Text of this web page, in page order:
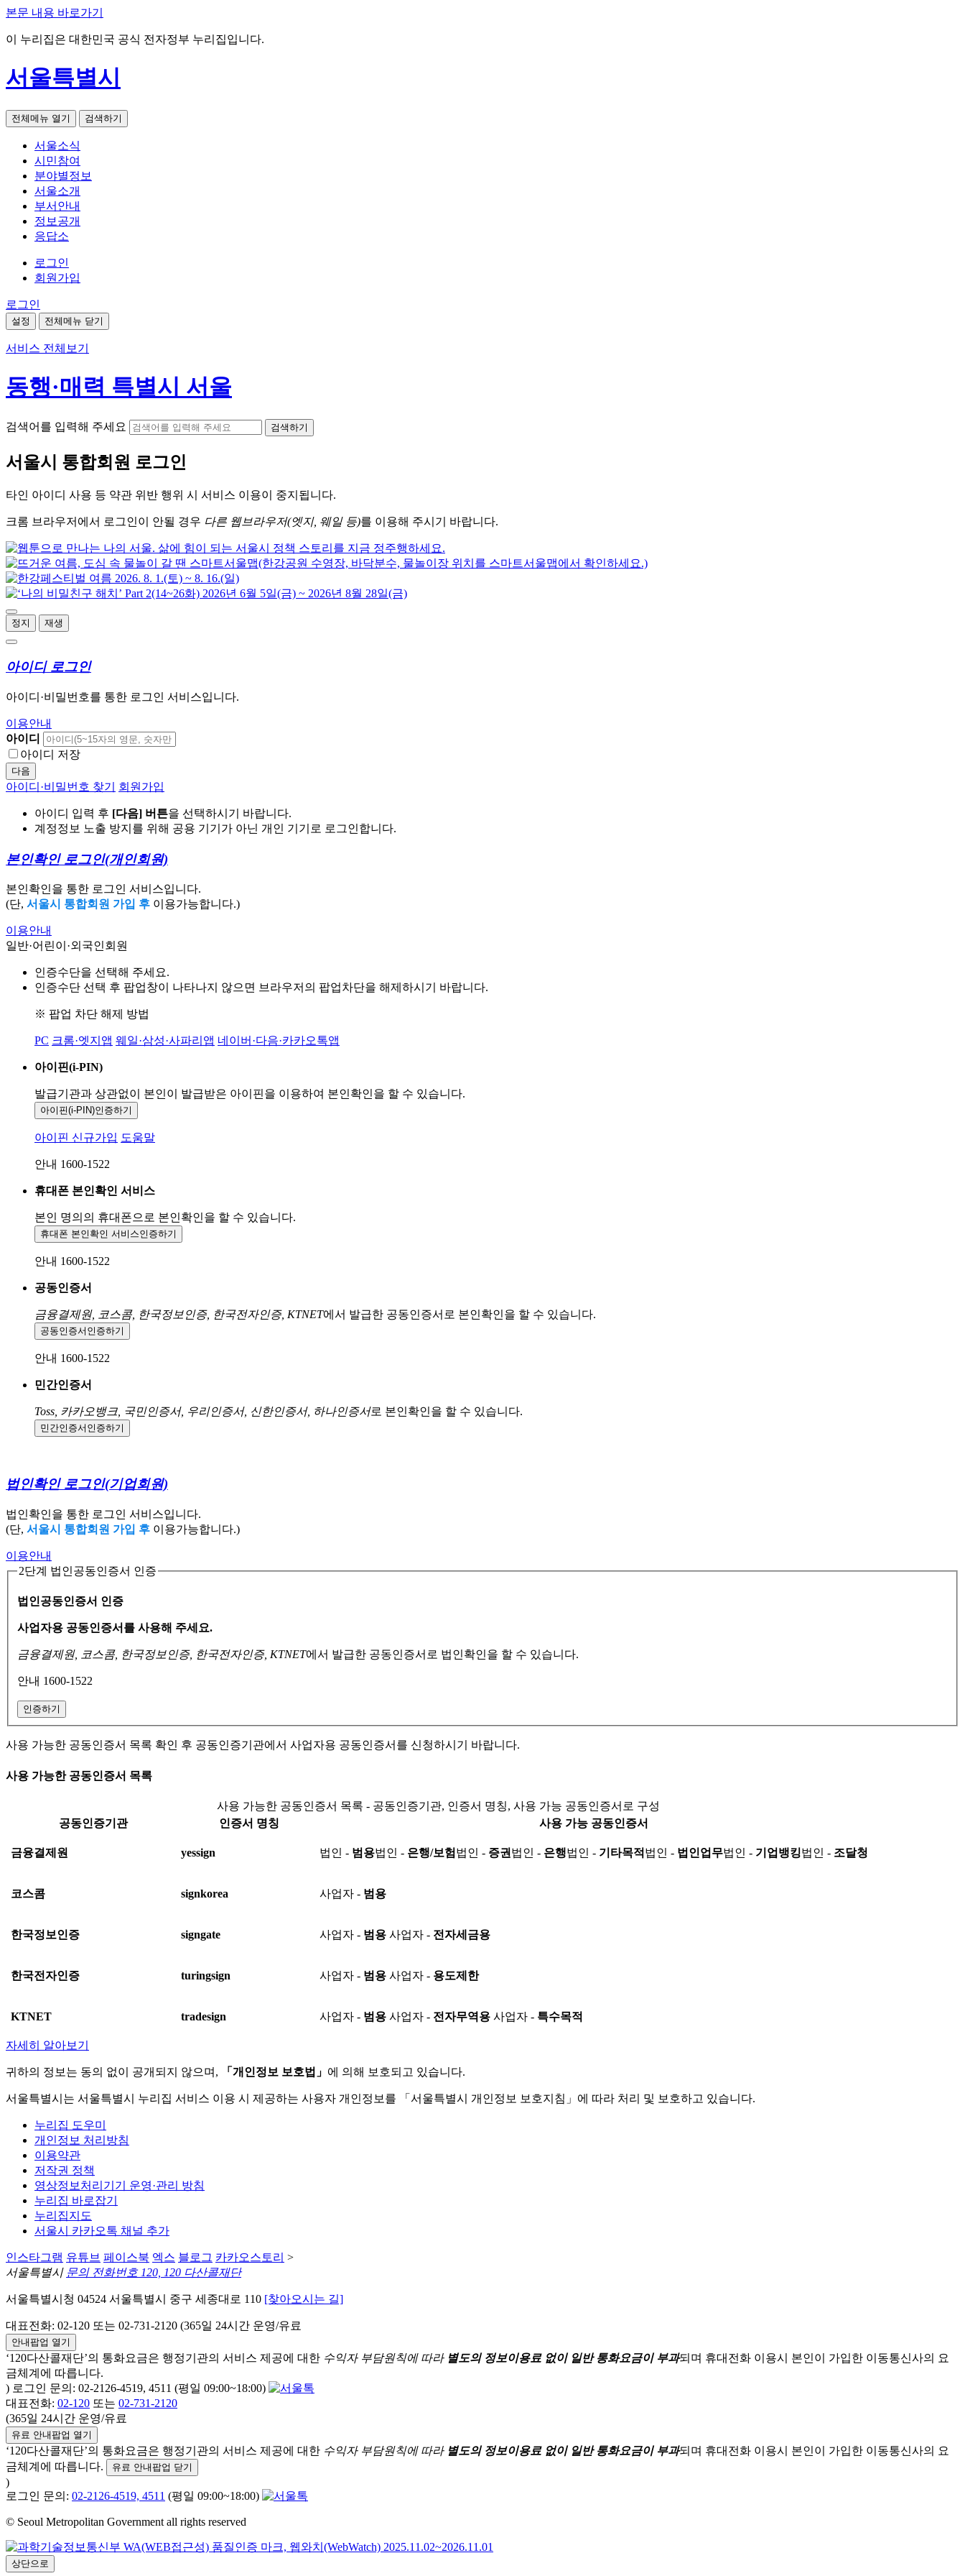
본문 내용 바로가기
이 누리집은 대한민국 공식 전자정부 누리집입니다.
서울특별시
전체메뉴 열기 검색하기
서울소식
시민참여
분야별정보
서울소개
부서안내
정보공개
응답소
로그인
회원가입
로그인
설정 전체메뉴 닫기
서비스 전체보기
동행·매력 특별시 서울
검색어를 입력해 주세요 검색하기
서울시 통합회원 로그인
타인 아이디 사용 등 약관 위반 행위 시 서비스 이용이 중지됩니다.
크롬 브라우저에서 로그인이 안될 경우 다른 웹브라우저(엣지, 웨일 등)를 이용해 주시기 바랍니다.
정지 재생
아이디 로그인
아이디·비밀번호를 통한 로그인 서비스입니다.
이용안내
아이디
아이디 저장
다음
아이디·비밀번호 찾기 회원가입
아이디 입력 후 [다음] 버튼을 선택하시기 바랍니다.
계정정보 노출 방지를 위해 공용 기기가 아닌 개인 기기로 로그인합니다.
본인확인 로그인(개인회원)
본인확인을 통한 로그인 서비스입니다.
(단, 서울시 통합회원 가입 후 이용가능합니다.)
이용안내
일반·어린이·외국인회원
인증수단을 선택해 주세요.
인증수단 선택 후 팝업창이 나타나지 않으면 브라우저의 팝업차단을 해제하시기 바랍니다.
※ 팝업 차단 해제 방법
PC 크롬·엣지앱 웨일·삼성·사파리앱 네이버·다음·카카오톡앱
아이핀(i-PIN)
발급기관과 상관없이 본인이 발급받은 아이핀을 이용하여 본인확인을 할 수 있습니다.
아이핀(i-PIN)인증하기
아이핀 신규가입 도움말
안내 1600-1522
휴대폰 본인확인 서비스
본인 명의의 휴대폰으로 본인확인을 할 수 있습니다.
휴대폰 본인확인 서비스인증하기
안내 1600-1522
공동인증서
금융결제원, 코스콤, 한국정보인증, 한국전자인증, KTNET에서 발급한 공동인증서로 본인확인을 할 수 있습니다.
공동인증서 인증하기
안내 1600-1522
민간인증서
Toss, 카카오뱅크, 국민인증서, 우리인증서, 신한인증서, 하나인증서로 본인확인을 할 수 있습니다.
민간인증서 인증하기
법인확인 로그인(기업회원)
법인확인을 통한 로그인 서비스입니다.
(단, 서울시 통합회원 가입 후 이용가능합니다.)
이용안내
2단계 법인공동인증서 인증
법인공동인증서 인증
사업자용 공동인증서를 사용해 주세요.
금융결제원, 코스콤, 한국정보인증, 한국전자인증, KTNET에서 발급한 공동인증서로 법인확인을 할 수 있습니다.
안내 1600-1522
인증하기
사용 가능한 공동인증서 목록 확인 후 공동인증기관에서 사업자용 공동인증서를 신청하시기 바랍니다.
사용 가능한 공동인증서 목록
사용 가능한 공동인증서 목록 - 공동인증기관, 인증서 명칭, 사용 가능 공동인증서로 구성
공동인증기관
인증서 명칭 사용 가능 공동인증서
금융결제원 yessign 법인 - 범용법인 - 은행/보험 법인 - 증권 법인 - 은행법인 - 기타목적 법인 - 법인업무법인 - 기업뱅킹법인 - 조달청
코스콤 signkorea 사업자 - 범용
한국정보인증 signgate 사업자 - 범용 사업자 - 전자세금용
한국전자인증 turingsign 사업자 - 범용 사업자 - 용도제한
KTNET tradesign 사업자 - 범용 사업자 - 전자무역용 사업자 - 특수목적
자세히 알아보기
귀하의 정보는 동의 없이 공개되지 않으며, 「개인정보 보호법」 에 의해 보호되고 있습니다.
서울특별시는 서울특별시 누리집 서비스 이용 시 제공하는 사용자 개인정보를 「서울특별시 개인정보 보호지침」에 따라 처리 및 보호하고 있습니다.
누리집 도우미
개인정보 처리방침
이용약관
저작권 정책
영상정보처리기기 운영·관리 방침
누리집 바로잡기
누리집지도
서울시 카카오톡 채널 추가
인스타그램 유튜브 페이스북 엑스 블로그 카카오스토리 >
서울특별시 문의 전화번호 120, 120 다산콜재단
서울특별시청 04524 서울특별시 중구 세종대로 110 [찾아오시는 길]
대표전화: 02-120 또는 02-731-2120 (365일 24시간 운영/유료
안내팝업 열기
‘120다산콜재단’의 통화요금은 행정기관의 서비스 제공에 대한 수익자 부담원칙에 따라 별도의 정보이용료 없이 일반 통화요금이 부과되며 휴대전화 이용시 본인이 가입한 이동통신사의 요
금체계에 따릅니다.
) 로그인 문의: 02-2126-4519, 4511 (평일 09:00~18:00)
대표전화: 02-120 또는 02-731-2120
(365일 24시간 운영/유료
유료 안내팝업 열기
‘120다산콜재단’의 통화요금은 행정기관의 서비스 제공에 대한 수익자 부담원칙에 따라 별도의 정보이용료 없이 일반 통화요금이 부과되며 휴대전화 이용시 본인이 가입한 이동통신사의 요
금체계에 따릅니다.
유료 안내팝업 닫기
)
로그인 문의: 02-2126-4519, 4511 (평일 09:00~18:00)
© Seoul Metropolitan Government all rights reserved
상단으로